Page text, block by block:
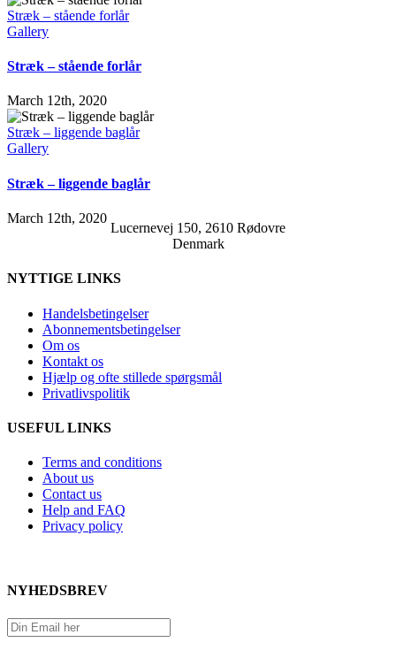
Stræk – stående forlår
Gallery
Stræk – stående forlår
March 12th, 2020
Stræk – liggende baglår
Gallery
Stræk – liggende baglår
March 12th, 2020
Lucernevej 150, 2610 Rødovre
Denmark
NYTTIGE LINKS
Handelsbetingelser
Abonnementsbetingelser
Om os
Kontakt os
Hjælp og ofte stillede spørgsmål
Privatlivspolitik
USEFUL LINKS
Terms and conditions
About us
Contact us
Help and FAQ
Privacy policy
NYHEDSBREV